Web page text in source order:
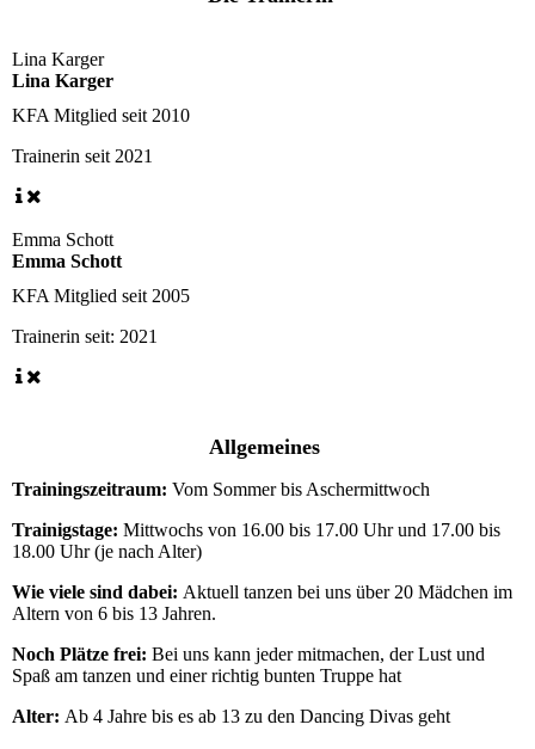
Lina Karger
Lina Karger
KFA Mitglied seit 2010
Trainerin seit 2021
Emma Schott
Emma Schott
KFA Mitglied seit 2005
Trainerin seit: 2021
Allgemeines
Trainingszeitraum: Vom Sommer bis Aschermittwoch
Trainigstage: Mittwochs von 16.00 bis 17.00 Uhr und 17.00 bis
18.00 Uhr (je nach Alter)
Wie viele sind dabei: Aktuell tanzen bei uns über 20 Mädchen im
Altern von 6 bis 13 Jahren.
Noch Plätze frei: Bei uns kann jeder mitmachen, der Lust und
Spaß am tanzen und einer richtig bunten Truppe hat
Alter: Ab 4 Jahre bis es ab 13 zu den Dancing Divas geht